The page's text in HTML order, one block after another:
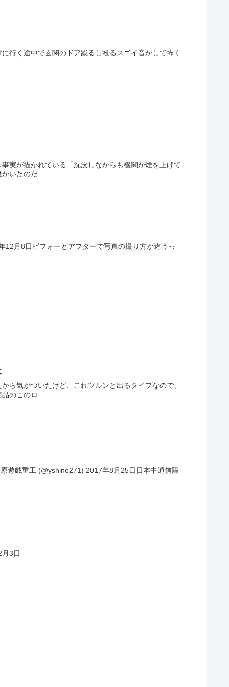
行く途中で玄関のドア蹴るし殴るスゴイ音がして怖く
実が描かれている「沈没しながらも機関が煙を上げて
いたのだ...
月8日ビフォーとアフターで写真の撮り方が違うっ
ら気がついたけど、これツルンと出るタイプなので、
のこのロ...
遊戯重工 (@yshino271) 2017年8月25日日本中通信障
3日